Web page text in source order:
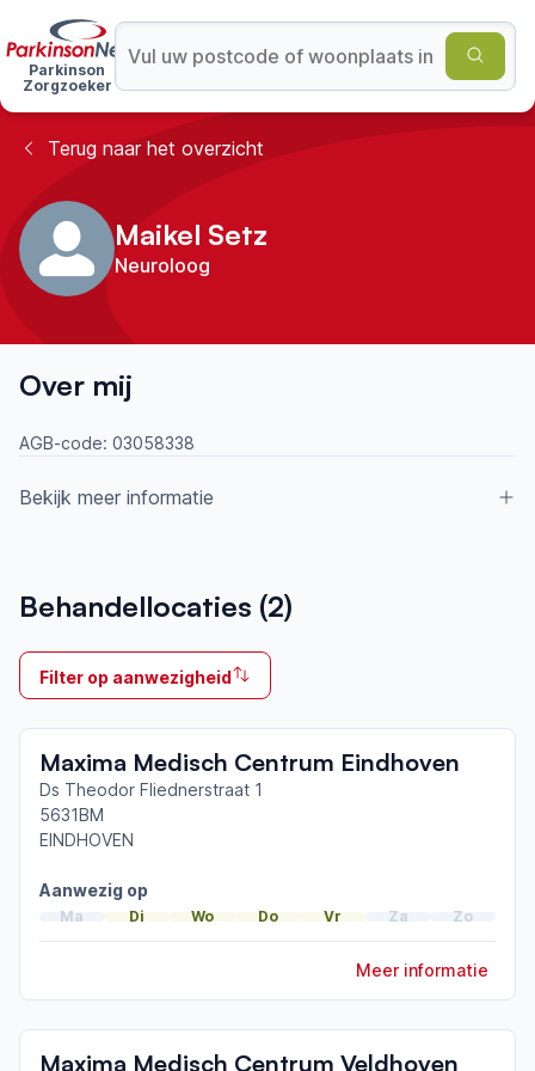
Parkinson
Zorgzoeker
Terug naar het overzicht
Maikel Setz
Neuroloog
Over mij
AGB-code: 03058338
Bekijk meer informatie
2016
Ik behandel
Veldhoven
Afgeronde ParkinsonNet-scholingen
ParkinsonNet congres 2014
ParkinsonNet congres 2014
Behandellocaties (2)
Filter op aanwezigheid
Maxima Medisch Centrum Eindhoven
Ds Theodor Fliednerstraat 1
5631BM
EINDHOVEN
Aanwezig op
Ma Di Wo Do Vr Za Zo
Meer informatie
Maxima Medisch Centrum Veldhoven